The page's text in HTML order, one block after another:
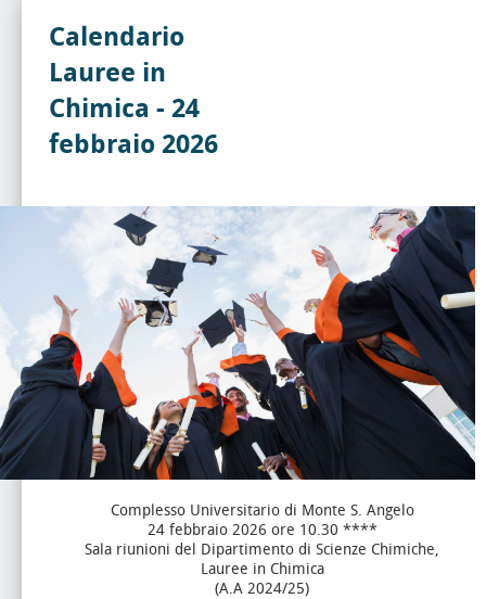
Calendario
Lauree in
Chimica - 24
febbraio 2026
Complesso Universitario di Monte S. Angelo
24 febbraio 2026 ore 10.30 ****
Sala riunioni del Dipartimento di Scienze Chimiche,
Lauree in Chimica
(A.A 2024/25)